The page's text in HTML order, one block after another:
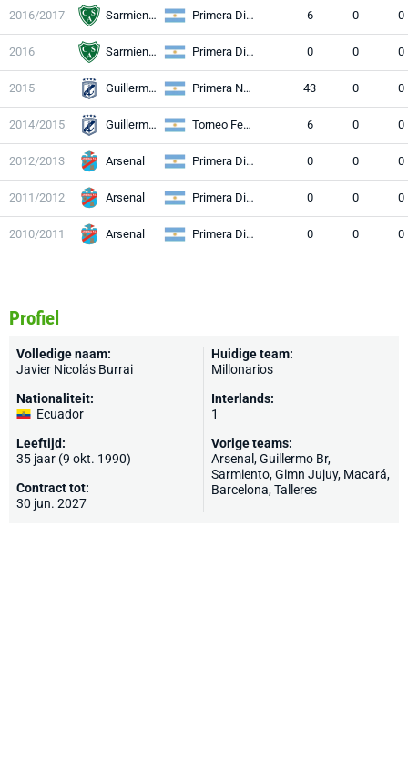
2016/2017 Sarmiento Primera División 6 0 0
2016 Sarmiento Primera División 0 0 0
2015 Guillermo Br Primera Nacional 43 0 0
2014/2015 Guillermo Br Torneo Federal A 6 0 0
2012/2013 Arsenal Primera División 0 0 0
2011/2012 Arsenal Primera División 0 0 0
2010/2011 Arsenal Primera División 0 0 0
Profiel
Volledige naam:
Javier Nicolás Burrai
Nationaliteit:
Ecuador
Leeftijd:
35 jaar (9 okt. 1990)
Contract tot:
30 jun. 2027
Huidige team:
Millonarios
Interlands:
1
Vorige teams:
Arsenal, Guillermo Br,
Sarmiento, Gimn Jujuy, Macará,
Barcelona,Talleres